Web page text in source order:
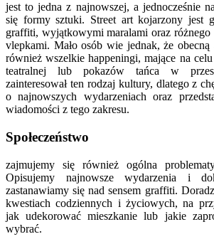
jest to jedna z najnowszej, a jednocześnie
się formy sztuki. Street art kojarzony jest
graffiti, wyjątkowymi maralami oraz różnego
vlepkami. Mało osób wie jednak, że
również wszelkie happeningi, mające na
teatralnej lub pokazów tańca w
zainteresował ten rodzaj kultury, dlatego z
o najnowszych wydarzeniach oraz
wiadomości z tego zakresu.
Społeczeństwo
zajmujemy się również ogólna
Opisujemy najnowsze wydarzenia i
zastanawiamy się nad sensem graffiti.
kwestiach codziennych i życiowych, na
jak udekorować mieszkanie lub jakie
wybrać.